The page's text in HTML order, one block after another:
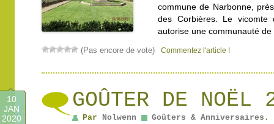
commune de Narbonne,
des Corbières. Le vicomte
autorise une communauté
(Pas encore de vote) Commentez l'article !
GOÛTER DE NOËL
10
JAN
2020
Par Nolwenn Goûters & Anniversaires .